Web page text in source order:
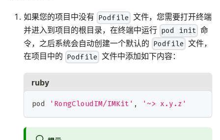
如果您的项目中没有 Podfile 文件，您需要打开终端
并进入到项目的根目录，在终端中运行 pod init 命
令，之后系统会自动创建一个默认的 Podfile 文件，
在项目中的 Podfile 文件中添加如下内容：
ruby
pod 'RongCloudIM/IMKit' , '~> x.y.z'